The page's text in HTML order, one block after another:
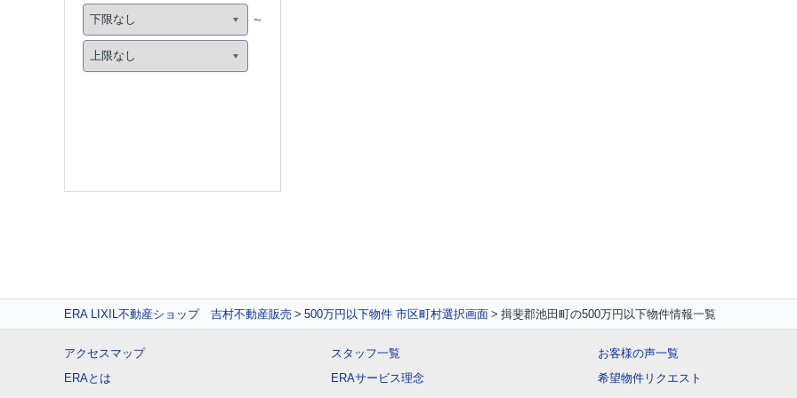
ERA LIXIL不動産ショップ 吉村不動産販売 500万円以下物件 市区町村選択画面 揖斐郡池田町の500万円以下物件情報一覧
アクセスマップ
ERAとは
スタッフ一覧
ERAサービス理念
お客様の声一覧
希望物件リクエスト